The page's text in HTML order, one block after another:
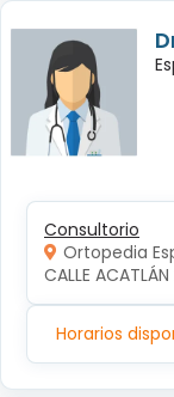
Consultorio
Ortopedia
CALLE
Horarios